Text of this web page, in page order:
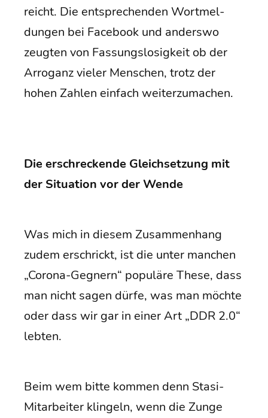
reicht. Die ent­spre­chen­den Wort­mel­
dun­gen bei Face­book und anders­wo
zeug­ten von Fas­sungs­lo­sig­keit ob der
Arro­ganz vie­ler Men­schen, trotz der
hohen Zah­len ein­fach weiterzumachen.
Die erschre­cken­de Gleich­set­zung mit
der Situa­ti­on vor der Wende
Was mich in die­sem Zusam­men­hang
zudem erschrickt, ist die unter man­chen
„Coro­na-Geg­nern“ popu­lä­re The­se, dass
man nicht sagen dür­fe, was man möch­te
oder dass wir gar in einer Art „DDR 2.0“
lebten.
Beim wem bit­te kom­men denn Sta­si-
Mit­ar­bei­ter klin­geln, wenn die Zun­ge